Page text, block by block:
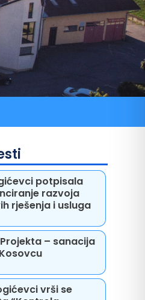
potpisala
razvoja
rješenja i usluga
– sanacija
vrši se